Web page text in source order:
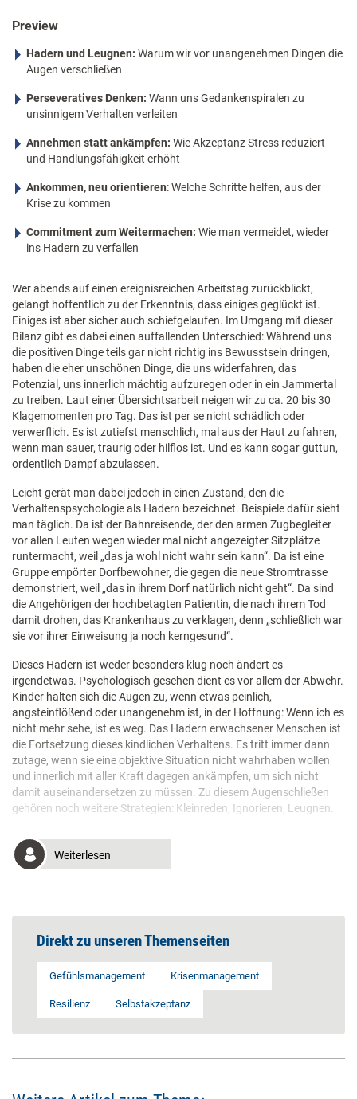
Preview
Hadern und Leugnen: Warum wir vor unangenehmen Dingen die
Augen verschließen
Perseveratives Denken: Wann uns Gedankenspiralen zu
unsinnigem Verhalten verleiten
Annehmen statt ankämpfen: Wie Akzeptanz Stress reduziert
und Handlungsfähigkeit erhöht
Ankommen, neu orientieren: Welche Schritte helfen, aus der
Krise zu kommen
Commitment zum Weitermachen: Wie man vermeidet, wieder
ins Hadern zu verfallen
Wer abends auf einen ereignisreichen Arbeitstag zurückblickt,
gelangt hoffentlich zu der Erkenntnis, dass einiges geglückt ist.
Einiges ist aber sicher auch schiefgelaufen. Im Umgang mit dieser
Bilanz gibt es dabei einen auffallenden Unterschied: Während uns
die positiven Dinge teils gar nicht richtig ins Bewusstsein dringen,
haben die eher unschönen Dinge, die uns widerfahren, das
Potenzial, uns innerlich mächtig aufzuregen oder in ein Jammertal
zu treiben. Laut einer Übersichtsarbeit neigen wir zu ca. 20 bis 30
Klagemomenten pro Tag. Das ist per se nicht schädlich oder
verwerflich. Es ist zutiefst menschlich, mal aus der Haut zu fahren,
wenn man sauer, traurig oder hilflos ist. Und es kann sogar guttun,
ordentlich Dampf abzulassen.
Leicht gerät man dabei jedoch in einen Zustand, den die
Verhaltenspsychologie als Hadern bezeichnet. Beispiele dafür sieht
man täglich. Da ist der Bahnreisende, der den armen Zugbegleiter
vor allen Leuten wegen wieder mal nicht angezeigter Sitzplätze
runtermacht, weil „das ja wohl nicht wahr sein kann“. Da ist eine
Gruppe empörter Dorfbewohner, die gegen die neue Stromtrasse
demonstriert, weil „das in ihrem Dorf natürlich nicht geht“. Da sind
die Angehörigen der hochbetagten Patientin, die nach ihrem Tod
damit drohen, das Krankenhaus zu verklagen, denn „schließlich war
sie vor ihrer Einweisung ja noch kerngesund“.
Dieses Hadern ist weder besonders klug noch ändert es
irgendetwas. Psychologisch gesehen dient es vor allem der Abwehr.
Kinder halten sich die Augen zu, wenn etwas peinlich,
angsteinflößend oder unangenehm ist, in der Hoffnung: Wenn ich es
nicht mehr sehe, ist es weg. Das Hadern erwachsener Menschen ist
die Fortsetzung dieses kindlichen Verhaltens. Es tritt immer dann
zutage, wenn sie eine objektive Situation nicht wahrhaben wollen
und innerlich mit aller Kraft dagegen ankämpfen, um sich nicht
damit auseinandersetzen zu müssen. Zu diesem Augenschließen
gehören noch weitere Strategien: Kleinreden, Ignorieren, Leugnen.
Weiterlesen
Direkt zu unseren Themenseiten
Gefühlsmanagement Krisenmanagement
Resilienz Selbstakzeptanz